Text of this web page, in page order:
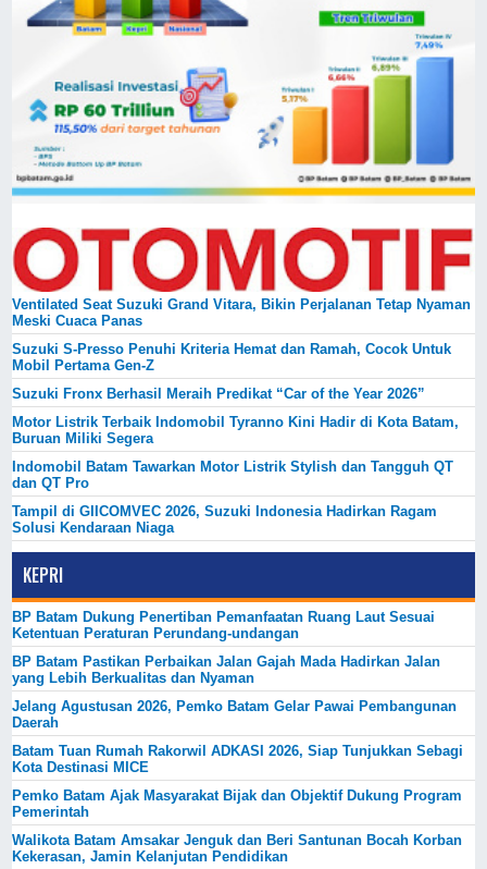
Ventilated Seat Suzuki Grand Vitara, Bikin Perjalanan Tetap Nyaman
Meski Cuaca Panas
Suzuki S-Presso Penuhi Kriteria Hemat dan Ramah, Cocok Untuk
Mobil Pertama Gen-Z
Suzuki Fronx Berhasil Meraih Predikat “Car of the Year 2026”
Motor Listrik Terbaik Indomobil Tyranno Kini Hadir di Kota Batam,
Buruan Miliki Segera
Indomobil Batam Tawarkan Motor Listrik Stylish dan Tangguh QT
dan QT Pro
Tampil di GIICOMVEC 2026, Suzuki Indonesia Hadirkan Ragam
Solusi Kendaraan Niaga
KEPRI
BP Batam Dukung Penertiban Pemanfaatan Ruang Laut Sesuai
Ketentuan Peraturan Perundang-undangan
BP Batam Pastikan Perbaikan Jalan Gajah Mada Hadirkan Jalan
yang Lebih Berkualitas dan Nyaman
Jelang Agustusan 2026, Pemko Batam Gelar Pawai Pembangunan
Daerah
Batam Tuan Rumah Rakorwil ADKASI 2026, Siap Tunjukkan Sebagi
Kota Destinasi MICE
Pemko Batam Ajak Masyarakat Bijak dan Objektif Dukung Program
Pemerintah
Walikota Batam Amsakar Jenguk dan Beri Santunan Bocah Korban
Kekerasan, Jamin Kelanjutan Pendidikan